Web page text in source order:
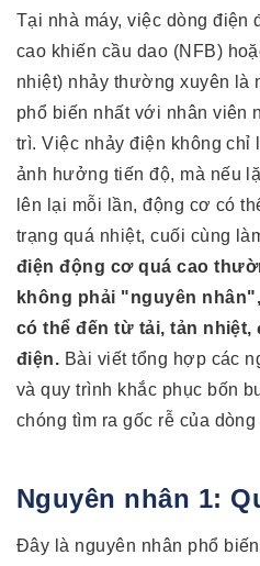
Tại nhà máy, việc dòng điện
cao khiến cầu dao (NFB)
nhiệt) nhảy thường xuyên là
phổ biến nhất với nhân viên
trì. Việc nhảy điện không chỉ
ảnh hưởng tiến độ, mà nếu
lên lại mỗi lần, động cơ có
trạng quá nhiệt, cuối cùng
điện động cơ quá cao
không phải "nguyên
có thể đến từ tải, tản nhiệt,
điện. Bài viết tổng hợp các
và quy trình khắc phục bốn
chóng tìm ra gốc rễ của
Nguyên nhân 1:
Đây là nguyên nhân phổ